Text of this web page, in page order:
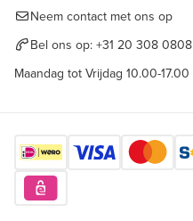
Neem contact met ons op
Bel ons op: +31 20 308 0808
Maandag tot Vrijdag 10.00-17.00